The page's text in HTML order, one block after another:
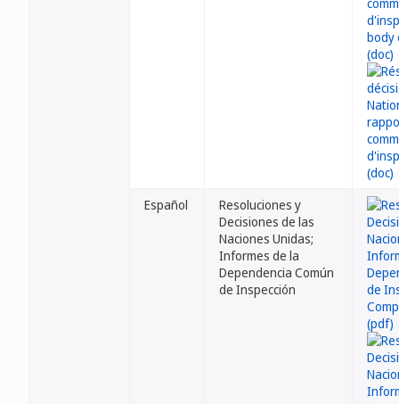
Español
Resoluciones y
Decisiones de las
Naciones Unidas;
Informes de la
Dependencia Común
de Inspección